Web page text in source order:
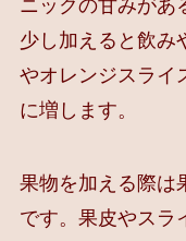
ニックの甘みがあ
少し加えると飲み
やオレンジスライ
に増します。
果物を加える際は
です。果皮やスラ